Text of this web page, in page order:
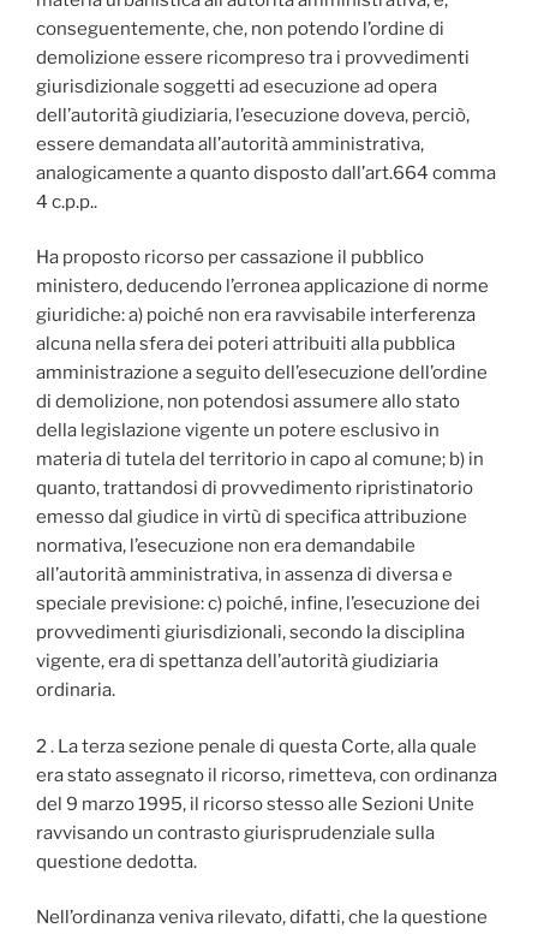
conseguentemente, che, non potendo l’ordine di
demolizione essere ricompreso tra i provvedimenti
giurisdizionale soggetti ad esecuzione ad opera
dell’autorità giudiziaria, l’esecuzione doveva, perciò,
essere demandata all’autorità amministrativa,
analogicamente a quanto disposto dall’art.664 comma
4 c.p.p..
Ha proposto ricorso per cassazione il pubblico
ministero, deducendo l’erronea applicazione di norme
giuridiche: a) poiché non era ravvisabile interferenza
alcuna nella sfera dei poteri attribuiti alla pubblica
amministrazione a seguito dell’esecuzione dell’ordine
di demolizione, non potendosi assumere allo stato
della legislazione vigente un potere esclusivo in
materia di tutela del territorio in capo al comune; b) in
quanto, trattandosi di provvedimento ripristinatorio
emesso dal giudice in virtù di specifica attribuzione
normativa, l’esecuzione non era demandabile
all’autorità amministrativa, in assenza di diversa e
speciale previsione: c) poiché, infine, l’esecuzione dei
provvedimenti giurisdizionali, secondo la disciplina
vigente, era di spettanza dell’autorità giudiziaria
ordinaria.
2 . La terza sezione penale di questa Corte, alla quale
era stato assegnato il ricorso, rimetteva, con ordinanza
del 9 marzo 1995, il ricorso stesso alle Sezioni Unite
ravvisando un contrasto giurisprudenziale sulla
questione dedotta.
Nell’ordinanza veniva rilevato, difatti, che la questione